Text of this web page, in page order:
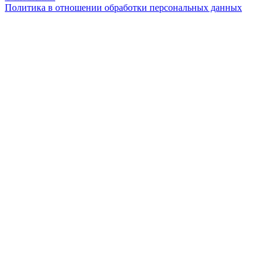
Политика в отношении обработки персональных данных